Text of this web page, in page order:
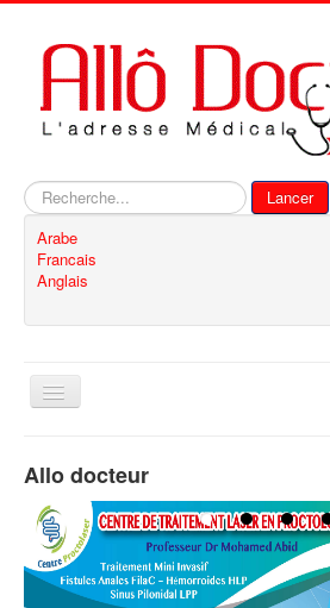
Rechercher
Lancer
Arabe
Francais
Anglais
Basculer
Contact
Allo docteur